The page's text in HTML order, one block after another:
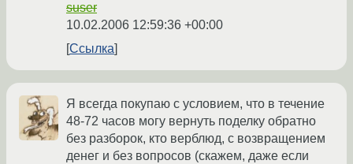
suser
10.02.2006 12:59:36 +00:00
Ссылка
Я всегда покупаю с условием, что в течение
48-72 часов могу вернуть поделку обратно
без разборок, кто верблюд, с возвращением
денег и без вопросов (скажем, даже если